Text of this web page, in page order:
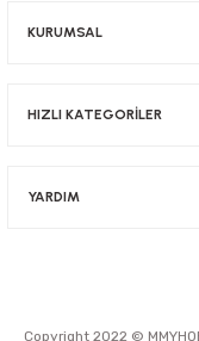
KURUMSAL
HIZLI KATEGORİLER
YARDIM
Copyright 2022 ©